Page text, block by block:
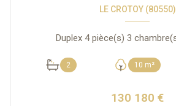
LE CROTOY (80550)
2 10 m²
130 180 €